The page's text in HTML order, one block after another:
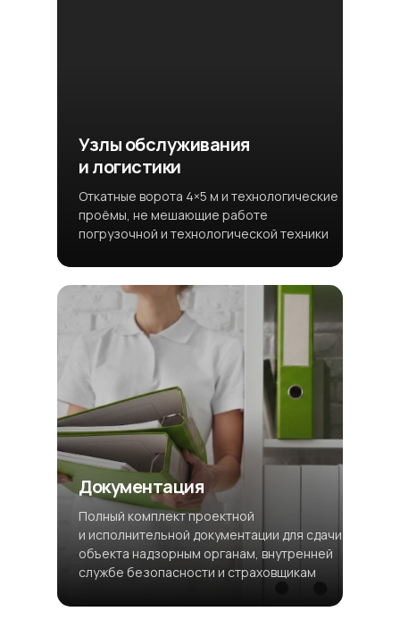
Узлы обслуживания
и логистики
Откатные ворота 4×5 м и технологические
проёмы, не мешающие работе
погрузочной и технологической техники
Документация
Полный комплект проектной
и исполнительной документации для сдачи
объекта надзорным органам, внутренней
службе безопасности и страховщикам